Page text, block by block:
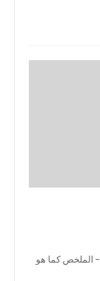
قواعد كتابة ملخص الرسالة د. أحمد إبراهيم خضر 1 - الملخص كما هو